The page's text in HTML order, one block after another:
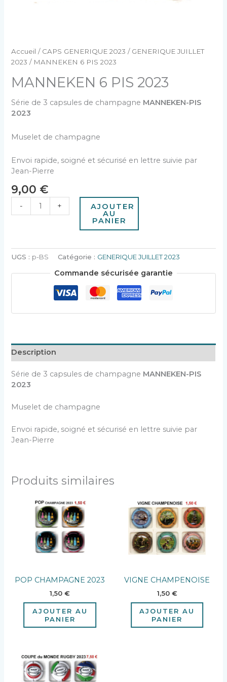
Accueil / CAPS GENERIQUE 2023 / GENERIQUE JUILLET
2023 / MANNEKEN 6 PIS 2023
MANNEKEN 6 PIS 2023
Série de 3 capsules de champagne MANNEKEN-PIS
2023
Muselet de champagne
Envoi rapide, soigné et sécurisé en lettre suivie par
Jean-Pierre
9,00 €
- + AJOUTER
AU
PANIER
UGS : p-BS Catégorie : GENERIQUE JUILLET 2023
Commande sécurisée garantie
Description
Série de 3 capsules de champagne MANNEKEN-PIS
2023
Muselet de champagne
Envoi rapide, soigné et sécurisé en lettre suivie par
Jean-Pierre
Produits similaires
POP CHAMPAGNE 2023
1,50€
AJOUTER AU
PANIER
VIGNE CHAMPENOISE
1,50 €
AJOUTER AU
PANIER